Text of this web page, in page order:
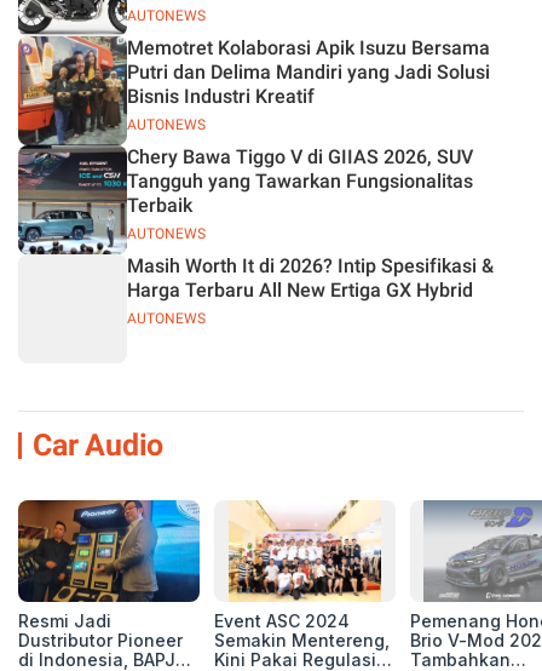
AUTONEWS
AUTONEWS
Memotret Kolaborasi Apik Isuzu Bersama
Putri dan Delima Mandiri yang Jadi Solusi
Bisnis Industri Kreatif
AUTONEWS
Chery Bawa Tiggo V di GIIAS 2026, SUV
Tangguh yang Tawarkan Fungsionalitas
Terbaik
AUTONEWS
Masih Worth It di 2026? Intip Spesifikasi &
Harga Terbaru All New Ertiga GX Hybrid
Car Audio
Resmi Jadi
Dustributor Pioneer
di Indonesia, BAPJ
Event ASC 2024
Semakin Mentereng,
Kini Pakai Regulasi
Pemenang
Brio V-Mod
Tambahkan